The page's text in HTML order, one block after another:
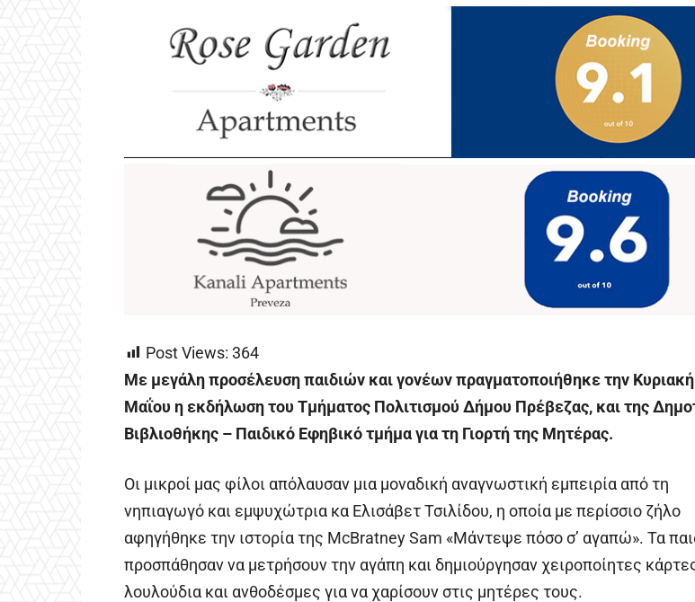
Post Views: 364
Με μεγάλη προσέλευση παιδιών και γονέων πραγματοποιήθηκε την
Μαΐου η εκδήλωση του Τμήματος Πολιτισμού Δήμου Πρέβεζας, και της
Βιβλιοθήκης – Παιδικό Εφηβικό τμήμα για τη Γιορτή της Μητέρας.
Οι μικροί μας φίλοι απόλαυσαν μια μοναδική αναγνωστική εμπειρία από τη
νηπιαγωγό και εμψυχώτρια κα Ελισάβετ Τσιλίδου, η οποία με περίσσιο ζήλο
αφηγήθηκε την ιστορία της McBratney Sam «Μάντεψε πόσο σ’ αγαπώ». Τα
προσπάθησαν να μετρήσουν την αγάπη και δημιούργησαν χειροποίητες
λουλούδια και ανθοδέσμες για να χαρίσουν στις μητέρες τους.